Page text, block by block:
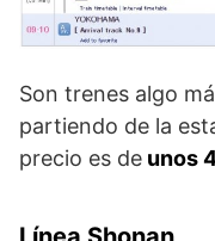
Son trenes algo
partiendo de la
precio es de unos